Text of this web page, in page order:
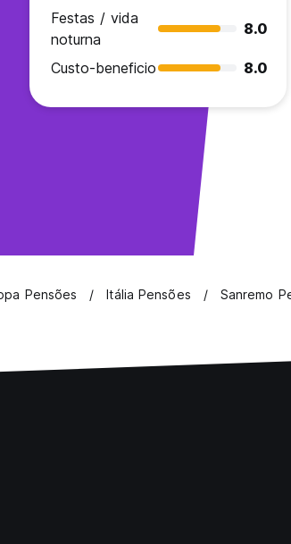
Festas / vida
noturna
8.0
Custo-beneficio 8.0
Pensões Itália Pensões Sanremo